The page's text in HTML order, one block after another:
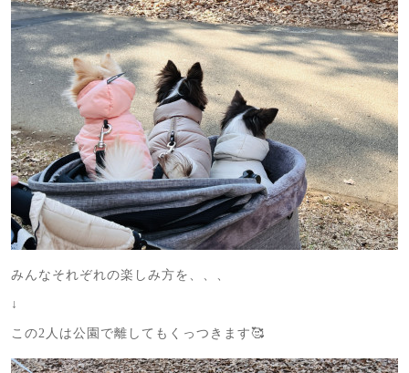
みんなそれぞれの楽しみ方を、、、
↓
この2人は公園で離してもくっつきます🥰